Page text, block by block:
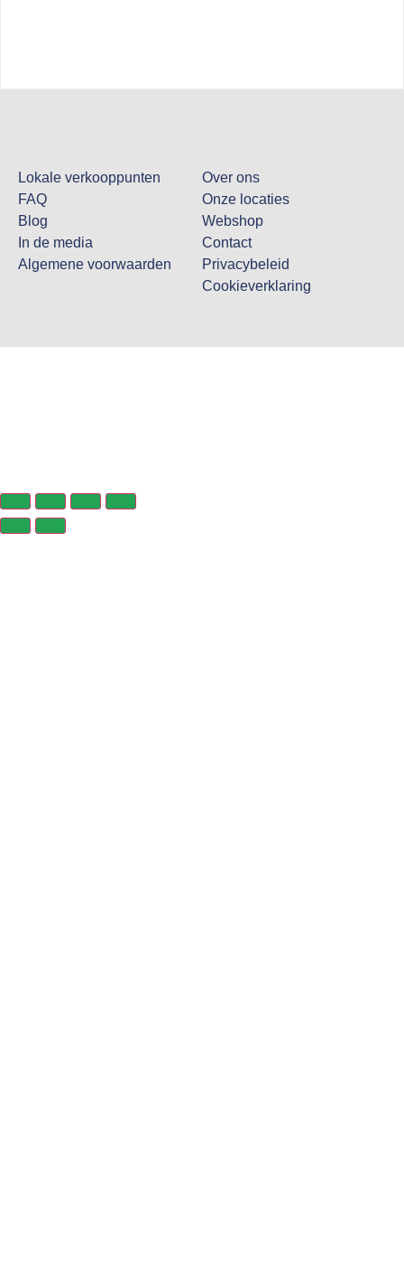
Lokale verkooppunten
FAQ
Blog
In de media
Algemene voorwaarden
Over ons
Onze locaties
Webshop
Contact
Privacybeleid
Cookieverklaring